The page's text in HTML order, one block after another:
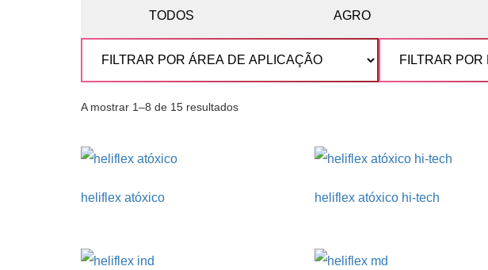
TODOS AGRO
A mostrar 1–8 de 15 resultados
heliflex atóxico heliflex atóxico hi-tech